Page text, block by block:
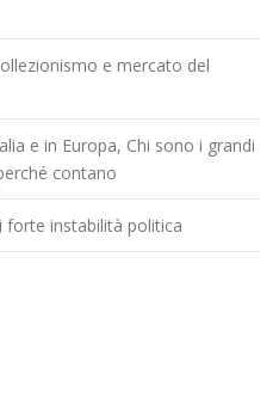
e mercato del
e in Europa, Chi sono i grandi
contano
forte instabilità politica